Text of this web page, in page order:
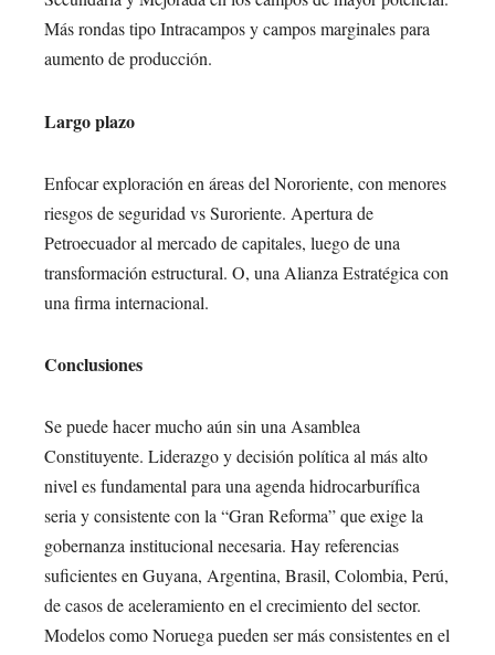
Más rondas tipo Intracampos y campos marginales para
aumento de producción.
Largo plazo
Enfocar exploración en áreas del Nororiente, con menores
riesgos de seguridad vs Suroriente. Apertura de
Petroecuador al mercado de capitales, luego de una
transformación estructural. O, una Alianza Estratégica con
una firma internacional.
Conclusiones
Se puede hacer mucho aún sin una Asamblea
Constituyente. Liderazgo y decisión política al más alto
nivel es fundamental para una agenda hidrocarburífica
seria y consistente con la “Gran Reforma” que exige la
gobernanza institucional necesaria. Hay referencias
suficientes en Guyana, Argentina, Brasil, Colombia, Perú,
de casos de aceleramiento en el crecimiento del sector.
Modelos como Noruega pueden ser más consistentes en el